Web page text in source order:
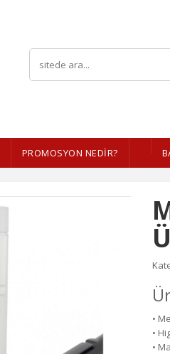
PROMOSYON NEDİR?
•
•
•